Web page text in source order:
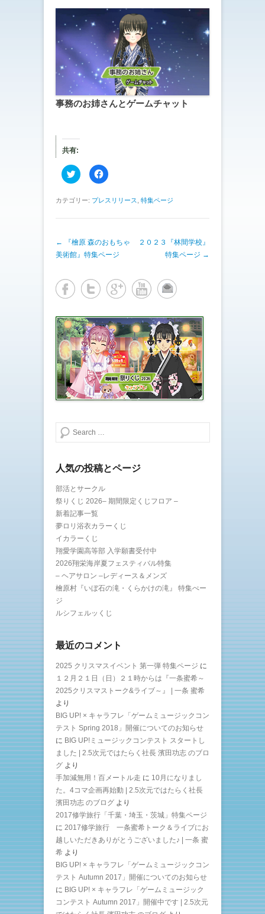
事務のお姉さんとゲームチャット
共有:
ク
リ
し
w
t
e
r
新
ウ
ィ
ン
ド
ウ
で
開
き
ま
す
F
a
b
k
有
る
ク
リ
ッ
ク
て
く
だ
さ
い
(
新
し
い
ウ
ィ
ン
ド
開
す
カテゴリー: プレスリリース 特集ページ
投稿ナビゲーション
←
『檜原 森のおもちゃ
美術館』特集ページ
２０２３『林間学校』
特集ページ →
検索する
人気の投稿とページ
部活とサークル
祭りくじ 2026– 期間限定くじフロア –
新着記事一覧
夢ロリ浴衣カラーくじ
イカラーくじ
翔愛学園高等部 入学願書受付中
2026翔栄海岸夏フェスティバル特集
– ヘアサロン –レディース＆メンズ
檜原村『いぼ石の滝・くらかけの滝』 特集ぺー
ジ
ルシフェルッくじ
最近のコメント
2025 クリスマスイベント 第一弾 特集ページ に
１２月２１日（日）２１時からは『一条蜜希～
2025クリスマストーク&ライブ～』 | 一条 蜜希
より
BIG UP! × キャラフレ「ゲームミュージックコン
テスト Spring 2018」開催についてのお知らせ
に BIG UP!ミュージックコンテスト スタートし
ました | 2.5次元ではたらく社長 濱田功志 のブロ
グ より
手加減無用！百メートル走 に 10月になりまし
た。4コマ企画再始動 | 2.5次元ではたらく社長
濱田功志 のブログ より
2017修学旅行「千葉・埼玉・茨城」特集ページ
に 2017修学旅行 一条蜜希トーク＆ライブにお
越しいただきありがとうございました♪ | 一条 蜜
希 より
BIG UP! × キャラフレ「ゲームミュージックコン
テスト Autumn 2017」開催についてのお知らせ
に BIG UP! × キャラフレ「ゲームミュージック
コンテスト Autumn 2017」開催中です | 2.5次元